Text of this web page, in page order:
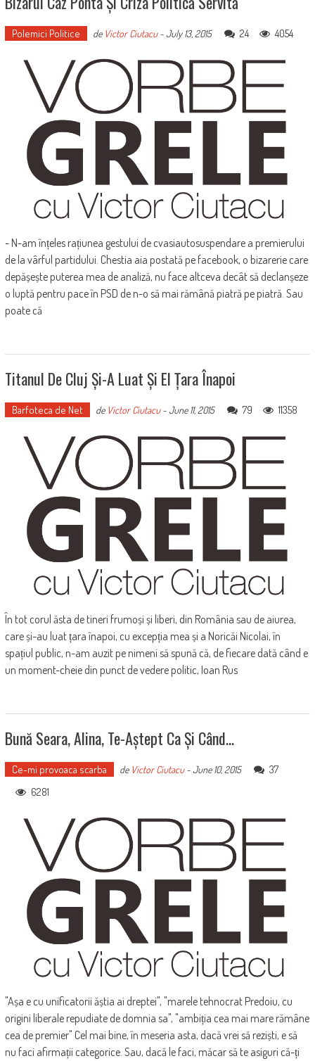
Polemici Politice de Victor Ciutacu-July 13, 2015 24 4054
- N-am înțeles rațiunea gestului de cvasiautosuspendare a premierului
de la vârful partidului. Chestia aia postată pe facebook, o bizarerie care
depășește puterea mea de analiză, nu face altceva decât să declanșeze
o luptă pentru pace în PSD de n-o să mai rămână piatră pe piatră. Sau
poate că
Titanul De Cluj Și-A Luat Și El Țara Înapoi
Barfoteca de Net de Victor Ciutacu-June 11, 2015 79 11358
În tot corul ăsta de tineri frumoși și liberi, din România sau de aiurea,
care și-au luat țara înapoi, cu excepția mea și a Noricăi Nicolai, în
spațiul public, n-am auzit pe nimeni să spună că, de fiecare dată când e
un moment-cheie din punct de vedere politic, Ioan Rus
Bună Seara, Alina, Te-Aștept Ca Și Când…
Ce-mi provoaca scarba de Victor Ciutacu-June 10, 2015
37
6281
"Așa e cu unificatorii ăștia ai dreptei", "marele tehnocrat Predoiu, cu
origini liberale repudiate de domnia sa", "ambiția cea mai mare rămâne
cea de premier" Cel mai bine, în meseria asta, dacă vrei să reziști, e să
nu faci afirmații categorice. Sau, dacă le faci, măcar să te asiguri că-ți